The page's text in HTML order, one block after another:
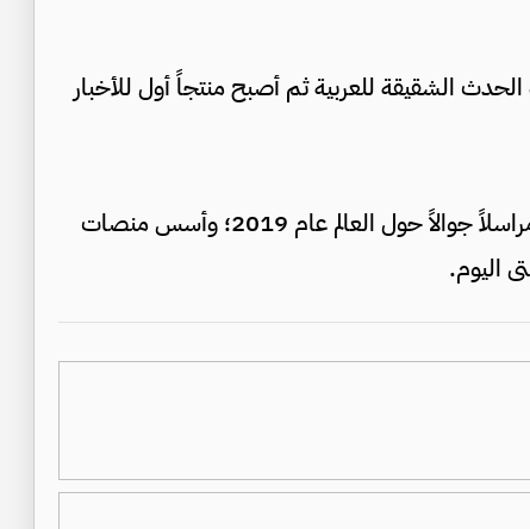
الشقيقة للعربية ثم أصبح منتجاً أول للأخبار
* عاد مراسلاً لقناتي العربية والحدث في الأردن ومراسلاً جوالاً حول العالم عام 2019؛ وأسس منصات
اليوم.